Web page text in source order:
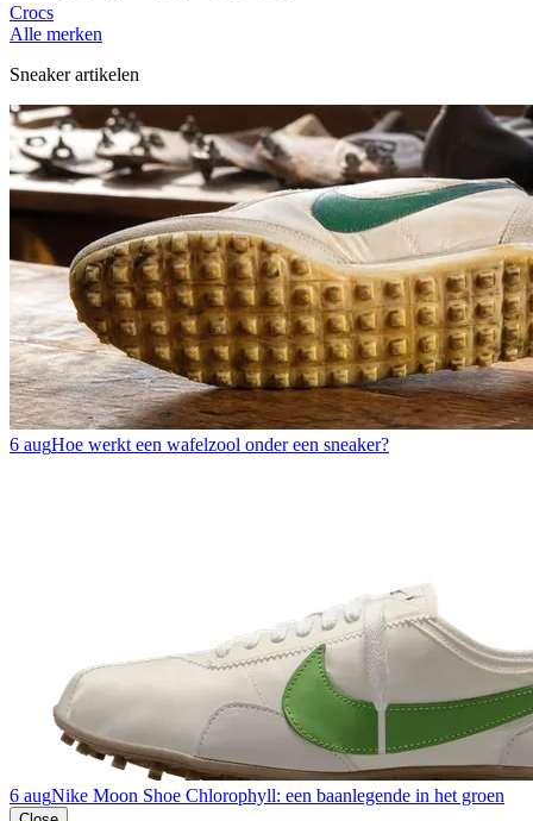
Crocs
Alle merken
Sneaker artikelen
6 augHoe werkt een wafelzool onder een sneaker?
6 augNike Moon Shoe Chlorophyll: een baanlegende in het groen